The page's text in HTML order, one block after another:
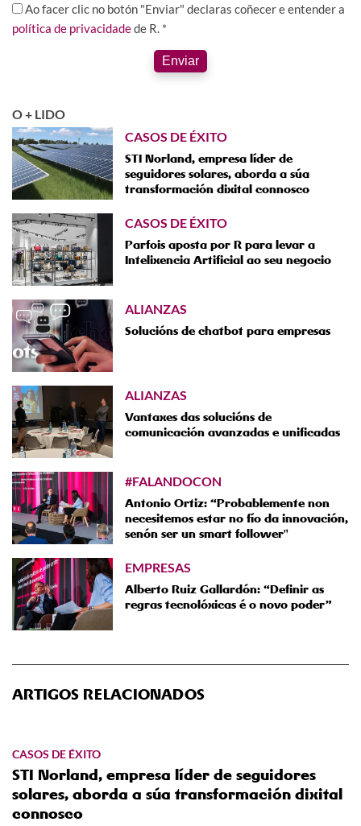
Ao facer clic no botón "Enviar" declaras coñecer e entender a
política de privacidadede R. *
Enviar
O + LIDO
CASOS DE ÉXITO
STI Norland, empresa líder de
seguidores solares, aborda a súa
transformación dixital connosco
CASOS DE ÉXITO
Parfois aposta por R para levar a
Intelixencia Artificial ao seu negocio
ALIANZAS
Solucións de chatbot para empresas
ALIANZAS
Vantaxes das solucións de
comunicación avanzadas e unificadas
#FALANDOCON
Antonio Ortiz: “Probablemente non
necesitemos estar no fío da innovación,
senón ser un smart follower"
EMPRESAS
Alberto Ruiz Gallardón: “Definir as
regras tecnolóxicas é o novo poder”
ARTIGOS RELACIONADOS
CASOS DE ÉXITO
STI Norland, empresa líder de seguidores
solares, aborda a súa transformación dixital
connosco